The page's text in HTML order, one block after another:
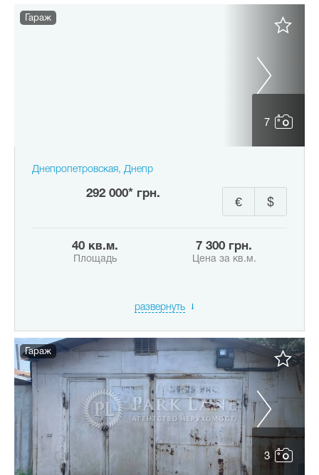
7
Гараж
Днепропетровская, Днепр
292 000* грн.
$
€
40 кв.м.
Площадь
7 300 грн.
Цена за кв.м.
развернуть
3
Гараж